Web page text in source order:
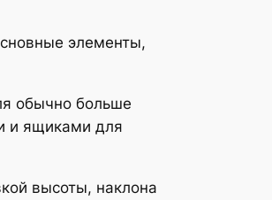
элементы,
обычно больше
и ящиками для
высоты, наклона